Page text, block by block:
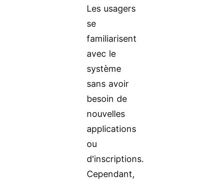
Les usagers
se
familiarisent
avec le
système
sans avoir
besoin de
nouvelles
applications
ou
d'inscriptions.
Cependant,